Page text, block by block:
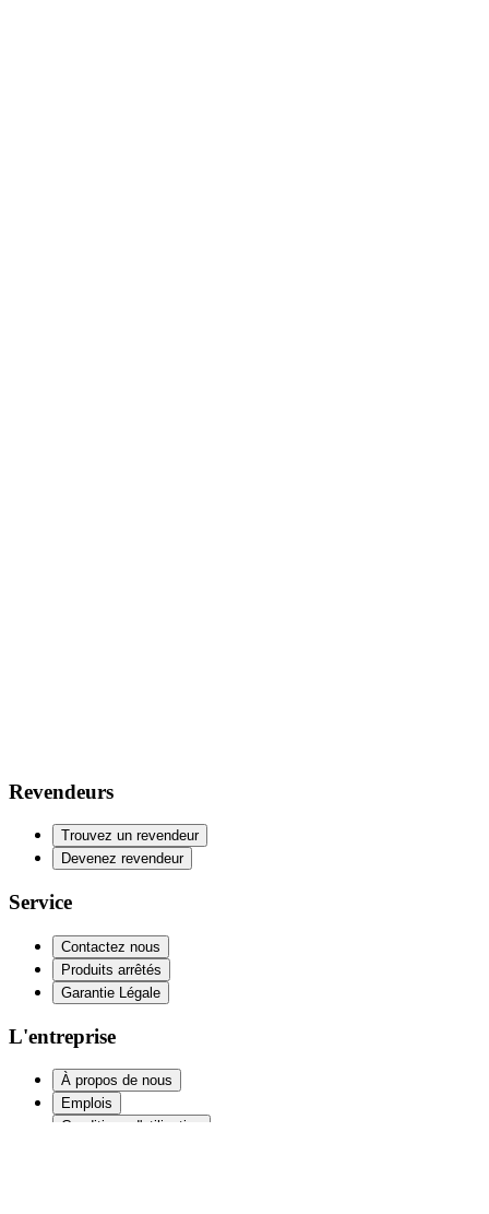
Revendeurs
Trouvez un revendeur
Devenez revendeur
Service
Contactez nous
Produits arrêtés
Garantie Légale
L'entreprise
À propos de nous
Emplois
Conditions d'utilisation